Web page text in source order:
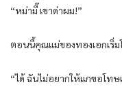
“หม่ามี๊ เขาด่าผม!”
ตอนนี้คุณแม่ของทองเอกเริ่ม
“ได้ ฉันไม่อยากให้แกขอโท